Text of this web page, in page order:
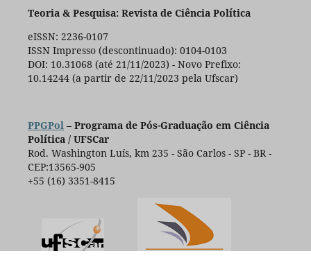
Teoria & Pesquisa: Revista de Ciência Política
eISSN: 2236-0107
ISSN Impresso (descontinuado): 0104-0103
DOI: 10.31068 (até 21/11/2023) - Novo Prefixo:
10.14244 (a partir de 22/11/2023 pela Ufscar)
PPGPol– Programa de Pós-Graduação em Ciência
Política / UFSCar
Rod. Washington Luís, km 235 - São Carlos - SP - BR -
CEP:13565-905
+55 (16) 3351-8415